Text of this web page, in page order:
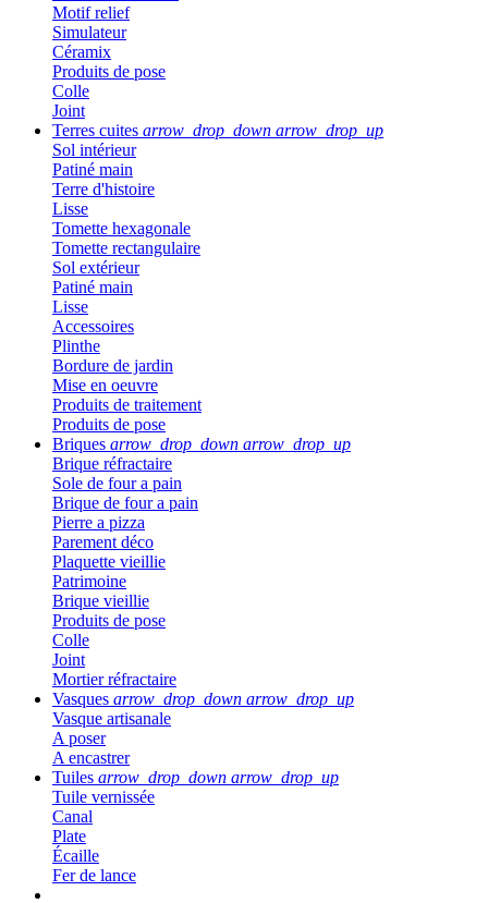
Motif relief
Simulateur
Céramix
Produits de pose
Colle
Joint
Terres cuites arrow_drop_down arrow_drop_up
Sol intérieur
Patiné main
Terre d'histoire
Lisse
Tomette hexagonale
Tomette rectangulaire
Sol extérieur
Patiné main
Lisse
Accessoires
Plinthe
Bordure de jardin
Mise en oeuvre
Produits de traitement
Produits de pose
Briques arrow_drop_down arrow_drop_up
Brique réfractaire
Sole de four a pain
Brique de four a pain
Pierre a pizza
Parement déco
Plaquette vieillie
Patrimoine
Brique vieillie
Produits de pose
Colle
Joint
Mortier réfractaire
Vasques arrow_drop_down arrow_drop_up
Vasque artisanale
A poser
A encastrer
Tuiles arrow_drop_down arrow_drop_up
Tuile vernissée
Canal
Plate
Écaille
Fer de lance